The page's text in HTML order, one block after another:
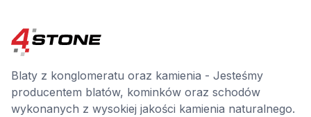
Blaty z konglomeratu oraz kamienia - Jesteśmy
producentem blatów, kominków oraz schodów
wykonanych z wysokiej jakości kamienia naturalnego.